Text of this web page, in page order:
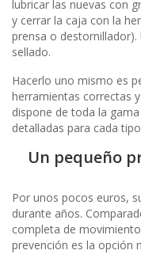
lubricar las nuevas con
y cerrar la caja con la
prensa o
sellado.
Hacerlo uno mismo es
herramientas correctas
dispone de toda la
detalladas para cada
Un pequeño
Por unos pocos euros,
durante años.
completa de
prevención es la opción